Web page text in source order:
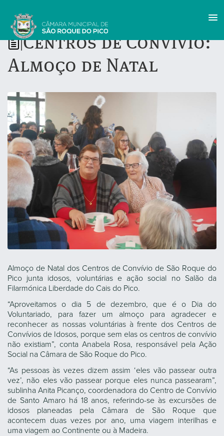
Centros de Convívio:
Almoço de Natal
Almoço de Natal dos Centros de Convívio de São Roque do
Pico junta idosos, voluntárias e ação social no Salão da
Filarmónica Liberdade do Cais do Pico.
“Aproveitamos o dia 5 de dezembro, que é o Dia do
Voluntariado, para fazer um almoço para agradecer e
reconhecer as nossas voluntárias à frente dos Centros de
Convívios de Idosos, porque sem elas os centros de convívio
não existiam”, conta Anabela Rosa, responsável pela Ação
Social na Câmara de São Roque do Pico.
“As pessoas às vezes dizem assim ‘eles vão passear outra
vez’, não eles vão passear porque eles nunca passearam”,
sublinha Anita Picanço, coordenadora do Centro de Convívio
de Santo Amaro há 18 anos, referindo-se às excursões de
idosos planeadas pela Câmara de São Roque que
acontecem duas vezes por ano, uma viagem interilhas e
uma viagem ao Continente ou à Madeira.